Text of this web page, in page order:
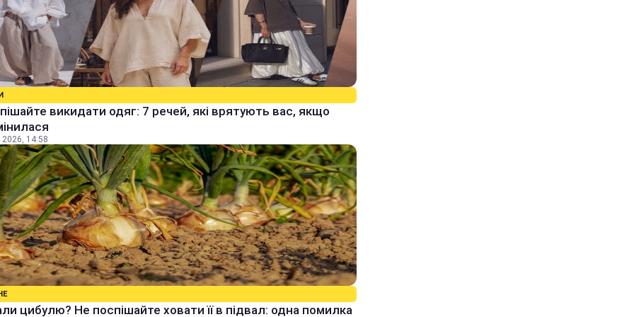
викидати одяг: 7 речей, які врятують вас, якщо
2026, 14:58
цибулю? Не поспішайте ховати її в підвал: одна помилка